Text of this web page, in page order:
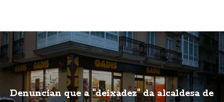
Denuncian que a "deixadez" da alcaldesa de